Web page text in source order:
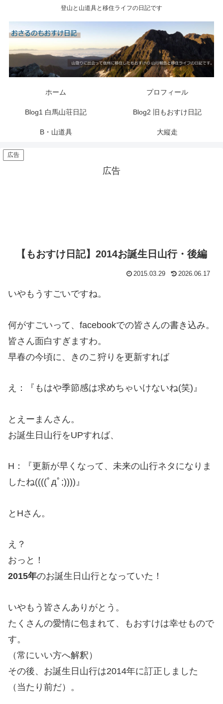
登山と山道具と移住ライフの日記です
ホーム プロフィール
Blog1 白馬山荘日記 Blog2 旧もおすけ日記
B・山道具 大縦走
広告
広告
【もおすけ日記】2014お誕生日山行・後編
2015.03.29 2026.06.17
いやもうすごいですね。
何がすごいって、facebookでの皆さんの書き込み。
皆さん面白すぎますわ。
早春の今頃に、きのこ狩りを更新すれば
え：『 もはや季節感は求めちゃいけないね(笑)』
とえーまんさん。
お誕生日山行をUPすれば、
H：『更新が早くなって、未来の山行ネタになりま
したね((((ﾟдﾟ;))))』
とHさん。
え？
おっと！
2015年のお誕生日山行となっていた！
いやもう皆さんありがとう。
たくさんの愛情に包まれて、もおすけは幸せもので
す。
（常にいい方へ解釈）
その後、お誕生日山行は2014年に訂正しました
（当たり前だ）。